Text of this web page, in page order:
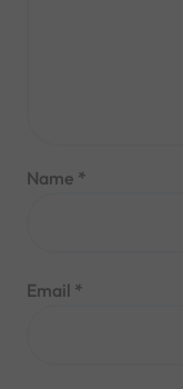
Name *
Email *